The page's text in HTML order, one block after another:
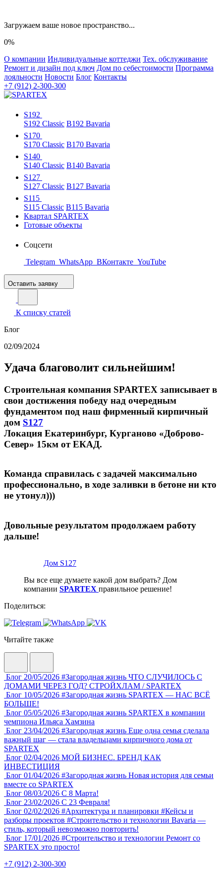
Загружаем ваше новое пространство...
0%
О компании Индивидуальные коттеджи Тех. обслуживание
Ремонт и дизайн под ключ Дом по себестоимости Программа
лояльности Новости Блог Контакты
+7 (912) 2-300-300
S192
S192 Classic B192 Bavaria
S170
S170 Classic B170 Bavaria
S140
S140 Classic B140 Bavaria
S127
S127 Classic B127 Bavaria
S115
S115 Classic B115 Bavaria
Квартал SPARTEX
Готовые объекты
Соцсети
Telegram WhatsApp ВКонтакте YouTube
Оставить заявку
К списку статей
Блог
02/09/2024
Удача благоволит сильнейшим!
Строительная компания SPARTEX записывает в
свои достижения победу над очередным
фундаментом под наш фирменный кирпичный
дом S127
Локация Екатеринбург, Курганово «Доброво-
Север» 15км от ЕКАД.
Команда справилась с задачей максимально
профессионально, в ходе заливки в бетоне ни кто
не утонул)))
Довольные результатом продолжаем работу
дальше!
Дом S127
Вы все еще думаете какой дом выбрать? Дом
компании SPARTEX правильное решение!
Поделиться:
Читайте также
Блог 20/05/2026 #Загородная жизнь ЧТО СЛУЧИЛОСЬ С
ДОМАМИ ЧЕРЕЗ ГОД? СТРОЙХЛАМ / SPARTEX
Блог 10/05/2026 #Загородная жизнь SPARTEX — НАС ВСЁ
БОЛЬШЕ!
Блог 05/05/2026 #Загородная жизнь SPARTEX в компании
чемпиона Ильяса Хамзина
Блог 23/04/2026 #Загородная жизнь Еще одна семья сделала
важный шаг — стала владельцами кирпичного дома от
SPARTEX
Блог 02/04/2026 МОЙ БИЗНЕС. БРЕНД КАК
ИНВЕСТИЦИЯ
Блог 01/04/2026 #Загородная жизнь Новая история для семьи
вместе со SPARTEX
Блог 08/03/2026 С 8 Марта!
Блог 23/02/2026 С 23 Февраля!
Блог 02/02/2026 #Архитектура и планировки #Кейсы и
разборы проектов #Строительство и технологии Bavaria —
стиль, который невозможно повторить!
Блог 17/01/2026 #Строительство и технологии Ремонт со
SPARTEX это просто!
+7 (912) 2-300-300